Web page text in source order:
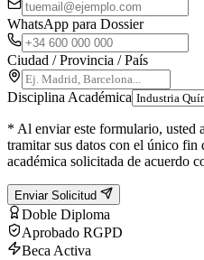
WhatsApp para Dossier
Ciudad / Provincia / País
Disciplina Académica
* Al enviar este formulario, usted
tramitar sus datos con el único
académica solicitada de acuerdo
Enviar Solicitud
Doble Diploma
Aprobado RGPD
Beca Activa